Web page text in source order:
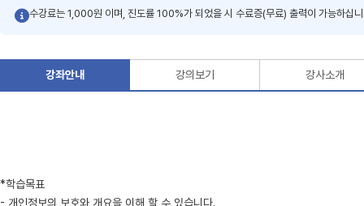
수강료는 1,000원 이며, 진도률 100%가 되었을 시 수료증(무료) 출력이 가능하십
강좌안내 강의보기 강사소개
*학습목표
- 개인정보의 보호와 개요을 이해 할 수 있습니다.